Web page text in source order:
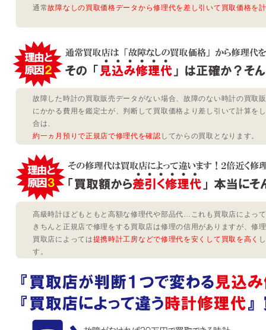
通常故障なしの買取価格データから修理代を差し引いて買取価格を
故障した時計の買取販売データがない場合、故障のない時計の買取
にかかる費用を鑑定士が、判断して買取価格より差し引いて計算を
合は、
約一ヵ月預りで正規店で修理代を確認 してからの買取となります。
高級時計ほどもともと高額な修理代や部品代…これも買取店によっ
きちんと正規店で修理をする買取店は修理の信用がありますが、修
買取店によっては提携時計工房などで修理代を安くして買取を高く
す。